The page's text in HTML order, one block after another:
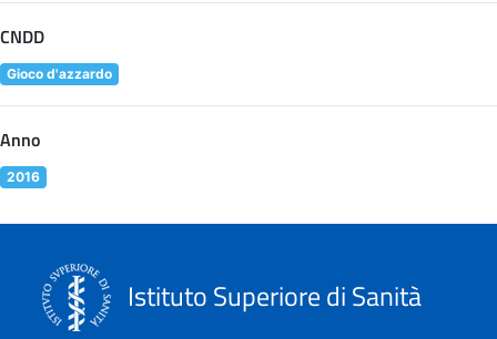
CNDD
Gioco d'azzardo
Anno
2016
Istituto Superiore di Sanità